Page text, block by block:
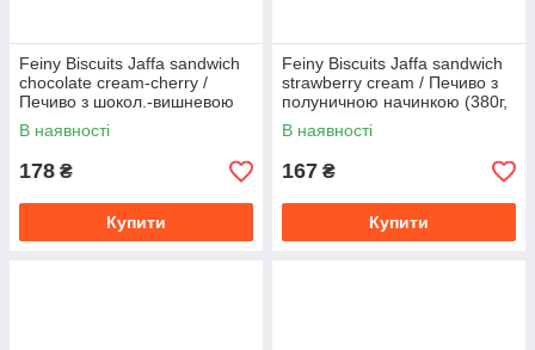
Feiny Biscuits Jaffa sandwich
chocolate cream-cherry /
Печиво з шокол.-вишневою
начинкою (380г, 9шт)
В наявності
178 ₴
Купити
Feiny Biscuits Jaffa sandwich
strawberry cream / Печиво з
полуничною начинкою (380г,
9шт)
В наявності
167 ₴
Купити